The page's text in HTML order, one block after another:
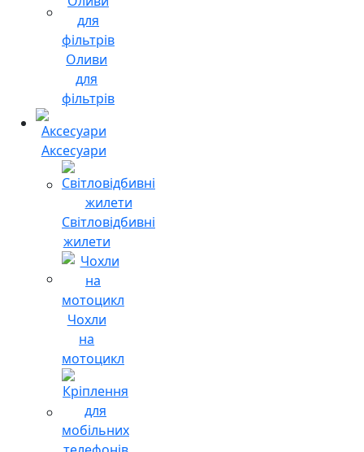
Оливи
для
фільтрів
Аксесуари
Світловідбивні
жилети
Чохли
на
мотоцикл